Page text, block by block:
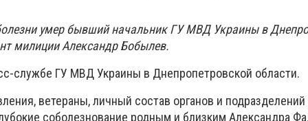
умер бывший начальник ГУ МВД Украины в
милиции Александр Бобылев.
службе ГУ МВД Украины в Днепропетровской области.
ветераны, личный состав органов и
соболезнование родным и близким Александра